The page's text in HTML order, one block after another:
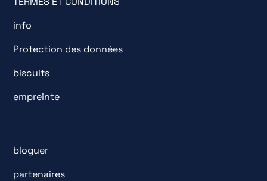
info
Protection des données
biscuits
empreinte
bloguer
partenaires